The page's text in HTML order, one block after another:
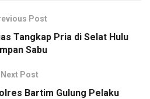
Post
Tangkap Pria di Selat Hulu
Sabu
Next Post
Bartim Gulung Pelaku